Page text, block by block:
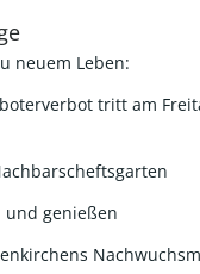
neuem Leben:
tritt am
und genießen